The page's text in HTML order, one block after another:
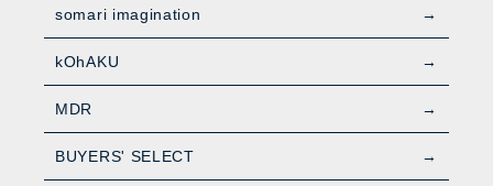
somari imagination
kOhAKU
MDR
BUYERS' SELECT